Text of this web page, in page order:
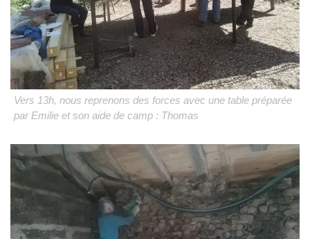
Vers 13h, nous reprenons des forces avec une table préparée
par Emilie et son aide de camp : Thomas